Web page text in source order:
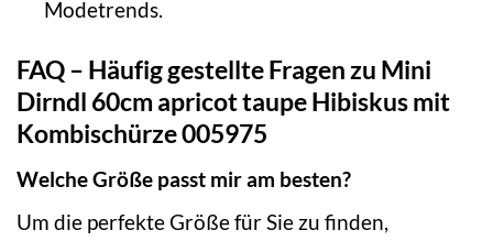
Modetrends.
FAQ – Häufig gestellte Fragen zu Mini
Dirndl 60cm apricot taupe Hibiskus mit
Kombischürze 005975
Welche Größe passt mir am besten?
Um die perfekte Größe für Sie zu finden,